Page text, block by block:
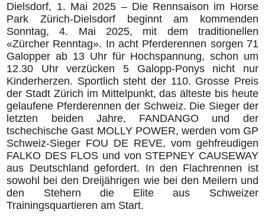
Dielsdorf, 1. Mai 2025 – Die Rennsaison im Horse
Park Zürich-Dielsdorf beginnt am kommenden
Sonntag, 4. Mai 2025, mit dem traditionellen
«Zürcher Renntag». In acht Pferderennen sorgen 71
Galopper ab 13 Uhr für Hochspannung, schon um
12.30 Uhr verzücken 5 Galopp-Ponys nicht nur
Kinderherzen. Sportlich steht der 110. Grosse Preis
der Stadt Zürich im Mittelpunkt, das älteste bis heute
gelaufene Pferderennen der Schweiz. Die Sieger der
letzten beiden Jahre, FANDANGO und der
tschechische Gast MOLLY POWER, werden vom GP
Schweiz-Sieger FOU DE REVE, vom gehfreudigen
FALKO DES FLOS und von STEPNEY CAUSEWAY
aus Deutschland gefordert. In den Flachrennen ist
sowohl bei den Dreijährigen wie bei den Meilern und
den Stehern die Elite aus Schweizer
Trainingsquartieren am Start.